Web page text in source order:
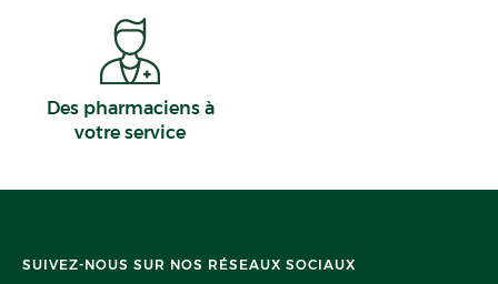
Des pharmaciens à
votre service
SUIVEZ-NOUS SUR NOS RÉSEAUX SOCIAUX